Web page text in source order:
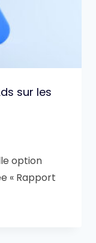
sur les
option
« Rapport